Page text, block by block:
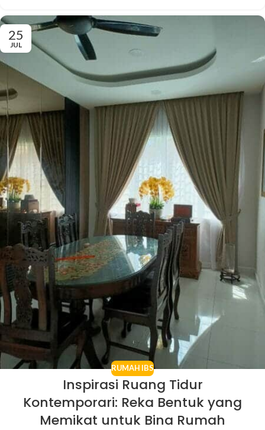
25
JUL
RUMAH IBS
Inspirasi Ruang Tidur
Kontemporari: Reka Bentuk yang
Memikat untuk Bina Rumah